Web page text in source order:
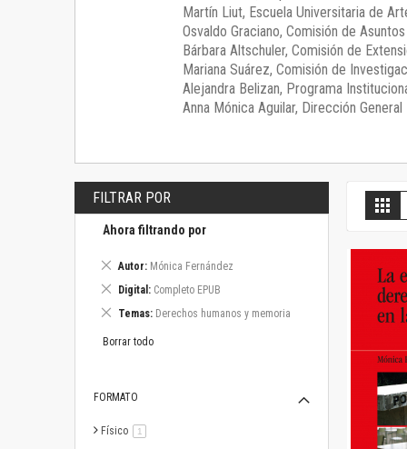
Martín Liut, Escuela Universitaria de
Osvaldo Graciano, Comisión de
Bárbara Altschuler, Comisión de
Mariana Suárez, Comisión de
Alejandra Belizan, Programa
Anna Mónica Aguilar, Dirección General
FILTRAR POR
Ahora filtrando por
Autor Mónica Fernández
Eliminar
artículo
Digital Completo EPUB
Eliminar
artículo
Temas Derechos humanos y memoria
Eliminar
artículo
Borrar todo
FORMATO
Físico 1